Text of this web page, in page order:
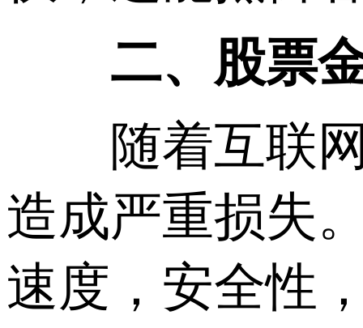
二、股票金
随着互联网
造成严重损失
速度，安全性